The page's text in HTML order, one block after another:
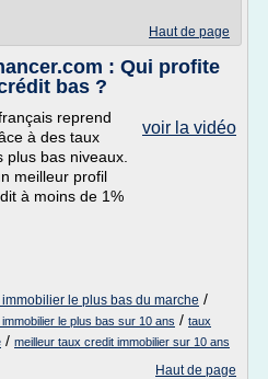
Haut de page
: Qui profite
bas ?
voir la vidéo
reprend
à des taux
bas niveaux.
meilleur profil
à moins de 1%
le plus bas du marche /
le plus bas sur 10 ans / taux
/ meilleur taux credit immobilier sur 10 ans
Haut de page